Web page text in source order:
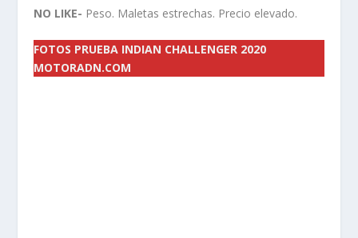
NO LIKE- Peso. Maletas estrechas. Precio elevado.
FOTOS PRUEBA INDIAN CHALLENGER 2020
MOTORADN.COM